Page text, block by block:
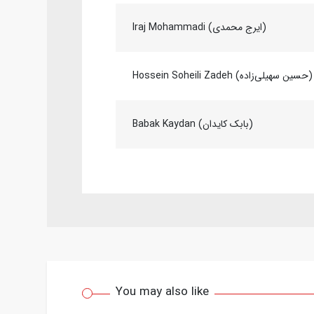
Iraj Mohammadi (ایرج محمدی)
Hossein Soheili Zadeh (حسین سهیلی‌زاده)
Babak Kaydan (بابک کایدان)
You may also like